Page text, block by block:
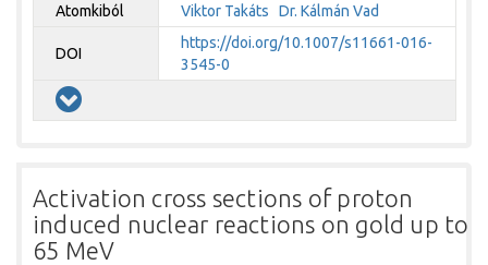
Atomkiból
Viktor Takáts
Dr. Kálmán Vad
DOI
https://doi.org/10.1007/s11661-016-
3545-0
Activation cross sections of proton
induced nuclear reactions on gold up to
65 MeV